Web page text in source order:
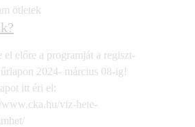
ötletek
el elő­re a prog­ram­ját a regiszt­
2024- már­ci­us 08-ig!
itt éri el:
www.cka.hu/viz-hete-